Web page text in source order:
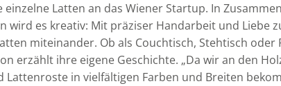
einzelne Latten an das Wiener Startup. In
wird es kreativ: Mit präziser Handarbeit und Liebe
miteinander. Ob als Couchtisch, Stehtisch oder
erzählt ihre eigene Geschichte. „Da wir an den
Lattenroste in vielfältigen Farben und Breiten